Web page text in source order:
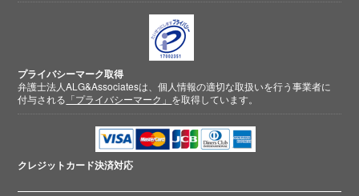
プライバシーマーク取得
弁護士法人ALG&Associatesは、個人情報の適切な取扱いを行う事業者に
付与される 「プライバシーマーク」 を取得しています。
クレジットカード決済対応